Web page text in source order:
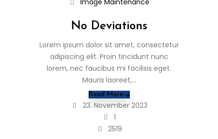
Image Maintenance
No Deviations
Lorem ipsum dolor sit amet, consectetur
adipiscing elit. Proin tincidunt nunc
lorem, nec faucibus mi facilisis eget.
Mauris laoreet,...
Read More
23. November 2023
1
2519